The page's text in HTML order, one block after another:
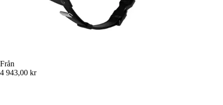
Från
4 943,00 kr